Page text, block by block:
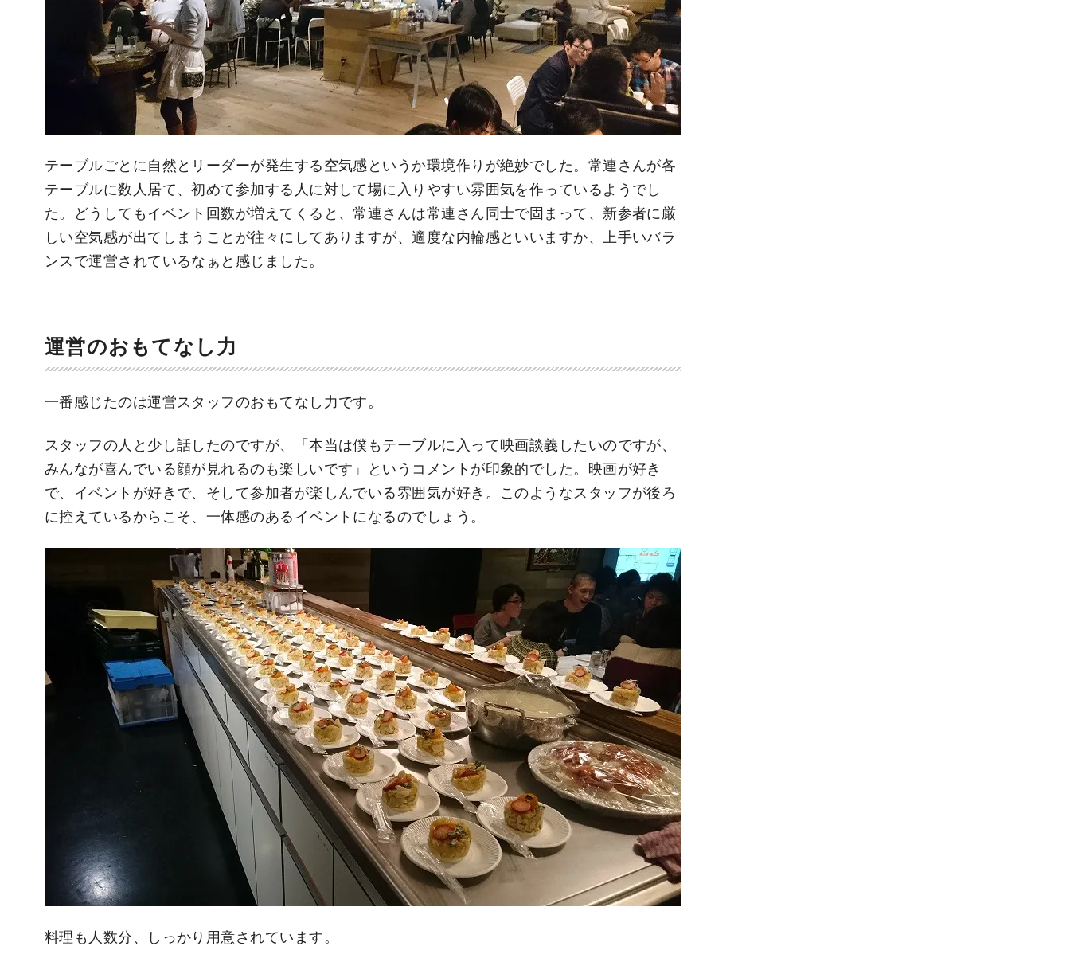
テーブルごとに自然とリーダーが発生する空気感というか環境作りが絶妙でした。常連さんが各
テーブルに数人居て、初めて参加する人に対して場に入りやすい雰囲気を作っているようでし
た。どうしてもイベント回数が増えてくると、常連さんは常連さん同士で固まって、新参者に厳
しい空気感が出てしまうことが往々にしてありますが、適度な内輪感といいますか、上手いバラ
ンスで運営されているなぁと感じました。
運営のおもてなし力
一番感じたのは運営スタッフのおもてなし力です。
スタッフの人と少し話したのですが、「本当は僕もテーブルに入って映画談義したいのですが、
みんなが喜んでいる顔が見れるのも楽しいです」というコメントが印象的でした。映画が好き
で、イベントが好きで、そして参加者が楽しんでいる雰囲気が好き。このようなスタッフが後ろ
に控えているからこそ、一体感のあるイベントになるのでしょう。
料理も人数分、しっかり用意されています。